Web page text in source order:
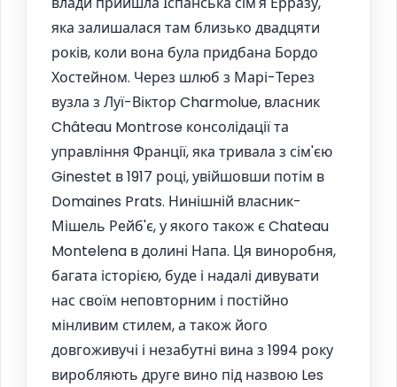
яка залишалася там близько двадцяти
років, коли вона була придбана Бордо
Хостейном. Через шлюб з Марі-Терез
вузла з Луї-Віктор Charmolue, власник
Château Montrose консолідації та
управління Франції, яка тривала з сім'єю
Ginestet в 1917 році, увійшовши потім в
Domaines Prats. Нинішній власник-
Мішель Рейб'є, у якого також є Chateau
Montelena в долині Напа. Ця виноробня,
багата історією, буде і надалі дивувати
нас своїм неповторним і постійно
мінливим стилем, а також його
довгоживучі і незабутні вина з 1994 року
виробляють друге вино під назвою Les